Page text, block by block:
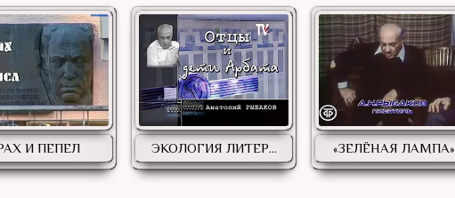
И ПЕПЕЛ ЭКОЛОГИЯ ЛИТЕР... «ЗЕЛЁНАЯ ЛАМПА»